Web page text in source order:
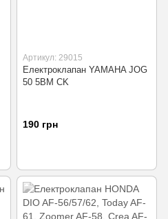
Артикул: 29015
Електроклапан YAMAHA JOG
50 5BM CK
190 грн